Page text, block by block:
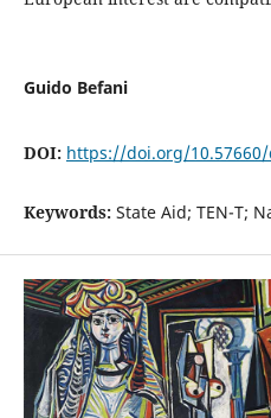
Guido Befani
DOI: https://doi.org/10.57660/
Keywords: State Aid; TEN-T;